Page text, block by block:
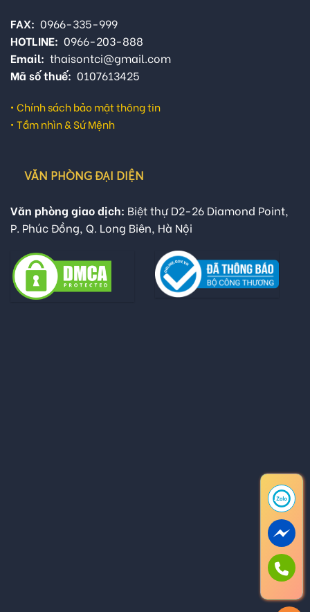
FAX: 0966-335-999
HOTLINE: 0966-203-888
Email: thaisontci@gmail.com
Mã số thuế: 0107613425
• Chính sách bảo mật thông tin
• Tầm nhìn & Sứ Mệnh
VĂN PHÒNG ĐẠI DIỆN
Văn phòng giao dịch: Biệt thự D2-26 Diamond Point,
P. Phúc Đồng, Q. Long Biên, Hà Nội